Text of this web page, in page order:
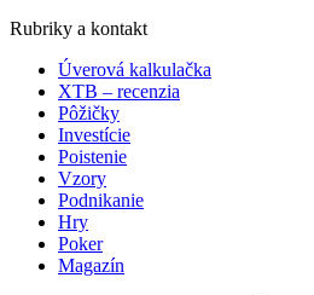
Rubriky a kontakt
Úverová kalkulačka
XTB – recenzia
Pôžičky
Investície
Poistenie
Vzory
Podnikanie
Hry
Poker
Magazín